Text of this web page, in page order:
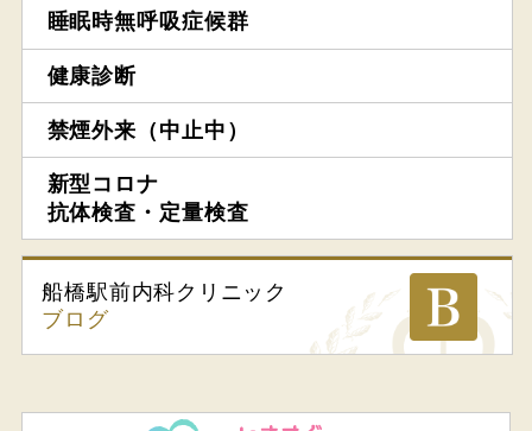
睡眠時無呼吸症候群
健康診断
禁煙外来（中止中）
新型コロナ
抗体検査・定量検査
船橋駅前内科クリニック
ブログ